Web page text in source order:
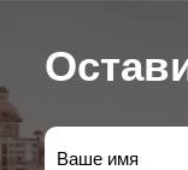
Ваше имя